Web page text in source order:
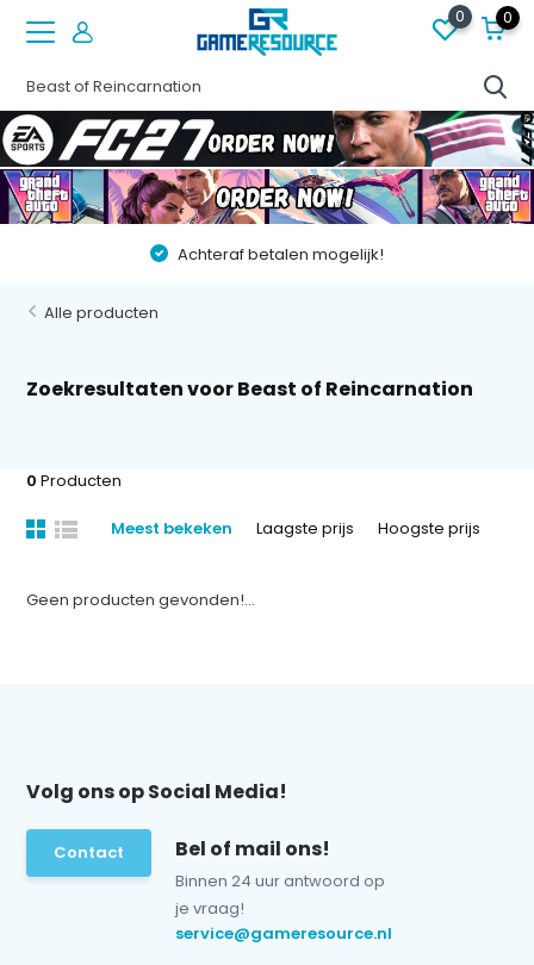
0 0
Achteraf betalen mogelijk!
Alle producten
Zoekresultaten voor Beast of Reincarnation
0 Producten
Meest bekeken Laagste prijs Hoogste prijs
Geen producten gevonden!...
Volg ons op Social Media!
Contact Bel of mail ons!
Binnen 24 uur antwoord op
je vraag!
service@gameresource.nl